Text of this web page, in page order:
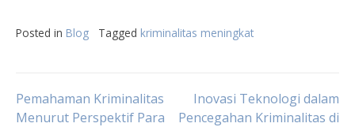
Posted in Blog Tagged kriminalitas meningkat
Post
Pemahaman Kriminalitas
Menurut Perspektif Para
Inovasi Teknologi dalam
Pencegahan Kriminalitas di